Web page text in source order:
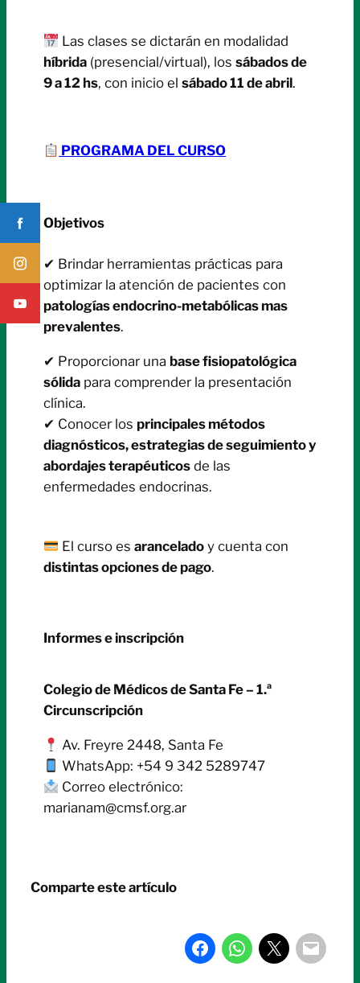
Las clases se dictarán en modalidad
híbrida (presencial/virtual), los sábados de
9 a 12 hs, con inicio el sábado 11 de abril.
PROGRAMA DEL CURSO
Objetivos
✔ Brindar herramientas prácticas para
optimizar la atención de pacientes con
patologías endocrino-metabólicas mas
prevalentes.
✔ Proporcionar una base fisiopatológica
sólida para comprender la presentación
clínica.
✔ Conocer los principales métodos
diagnósticos, estrategias de seguimiento y
abordajes terapéuticos de las
enfermedades endocrinas.
El curso esarancelado y cuenta con
distintas opciones de pago.
Informes e inscripción
Colegio de Médicos de Santa Fe – 1.ª
Circunscripción
Av. Freyre 2448, Santa Fe
WhatsApp: +54 9 342 5289747
Correo electrónico:
marianam@cmsf.org.ar
Comparte este artículo